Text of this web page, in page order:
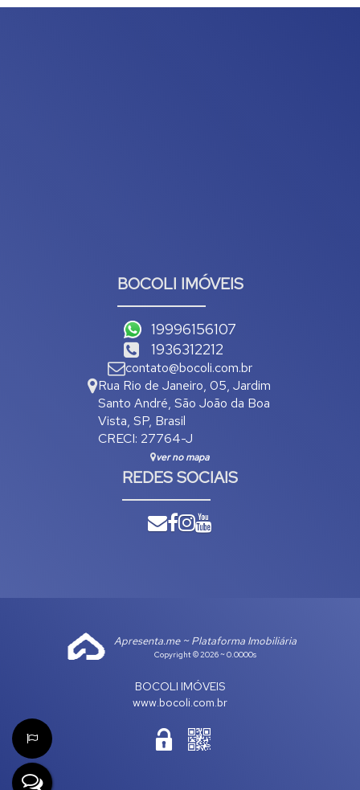
BOCOLI IMÓVEIS
19996156107
1936312212
contato@bocoli.com.br
Rua Rio de Janeiro, 05, Jardim
Santo André, São João da Boa
Vista, SP, Brasil
CRECI: 27764-J
ver no mapa
REDES SOCIAIS
Apresenta.me ~ Plataforma Imobiliária
Copyright © 2026 ~ 0.0000s
BOCOLI IMÓVEIS
www.bocoli.com.br